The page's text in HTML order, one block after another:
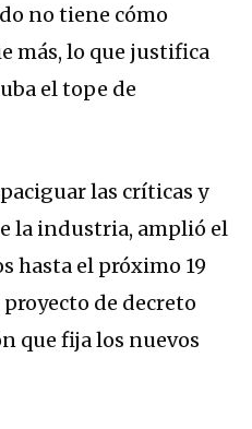
no tiene cómo
más, lo que justifica
el tope de
las críticas y
la industria, amplió el
hasta el próximo 19
de decreto
que fija los nuevos